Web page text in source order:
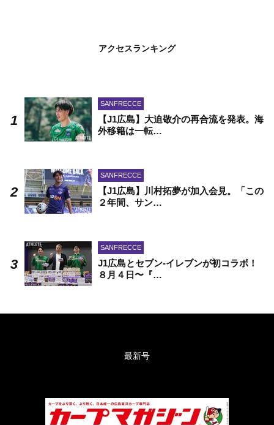
アクセスランキング
SANFRECCE
【J1広島】大迫敬介の再合流を発表。海
外移籍は一転…
SANFRECCE
【J1広島】川村拓夢が加入会見。「この
２年間、サン…
SANFRECCE
J1広島とセブン-イレブンが初コラボ！
８月４日〜『…
最新号